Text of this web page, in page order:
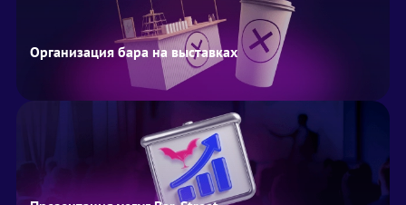
Организация бара на выставках